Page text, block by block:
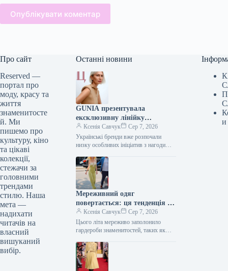
Опублікувати коментар
Про сайт
Reserved —
портал про
моду, красу та
життя
знаменитосте
й. Ми
пишемо про
культуру, кіно
та цікаві
колекції,
стежачи за
головними
трендами
стилю. Наша
мета —
надихати
читачів на
власний
вишуканий
вибір.
Останні новини
GUNIA презентувала
ексклюзивну лінійку
ювелірних виробів на честь
Дня Незалежності
Ксенія Савчук
Сер 7, 2026
Українські бренди вже розпочали
низку особливих ініціатив з нагоди
Project презентували символічну серію
прикрас – позолочені…
Мереживний одяг
повертається: ця тенденція з
70-х років стане ключовою у
серпні 2026 року
Ксенія Савчук
Сер 7, 2026
Цього літа мереживо заполонило
гардероби знаменитостей, таких як
Бібер та Аня Тейлор-Джой. Те, що
раніше…
и